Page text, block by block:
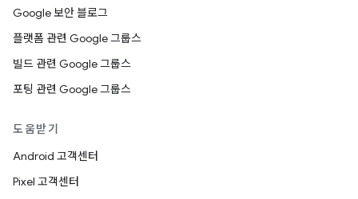
Google 보안 블로그
플랫폼 관련 Google 그룹스
빌드 관련 Google 그룹스
포팅 관련 Google 그룹스
도움받기
Android 고객센터
Pixel 고객센터